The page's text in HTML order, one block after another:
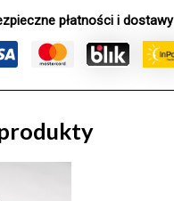
płatności i dostawy